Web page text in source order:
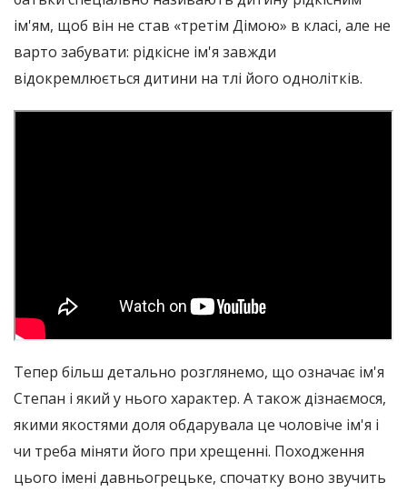
ім'ям, щоб він не став «третім Дімою» в класі, але не
варто забувати: рідкісне ім'я завжди
відокремлюється дитини на тлі його однолітків.
Тепер більш детально розглянемо, що означає ім'я
Степан і який у нього характер. А також дізнаємося,
якими якостями доля обдарувала це чоловіче ім'я і
чи треба міняти його при хрещенні. Походження
цього імені давньогрецьке, спочатку воно звучить